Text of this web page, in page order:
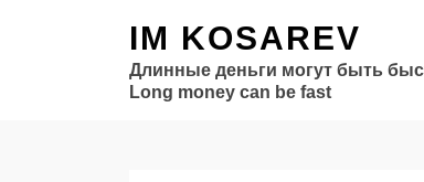
IM KOSAREV
Длинные деньги могут быть
Long money can be fast